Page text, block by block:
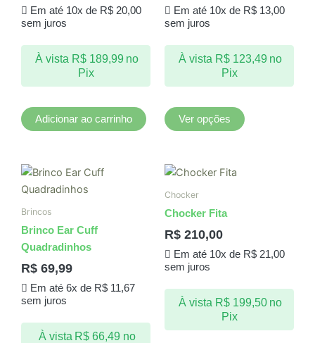
Em até 10x de R$20,00
sem juros
À vista R$189,99 no
Pix
Adicionar ao carrinho
Em até 10x de R$13,00
sem juros
À vista R$123,49 no
Pix
Ver opções
As
podem
ser
página
Brincos
Brinco Ear Cuff
Quadradinhos
R$ 69,99
Em até 6x de R$11,67
sem juros
À vista R$ 66,49 no
Chocker
Chocker Fita
R$ 210,00
Em até 10x de R$21,00
sem juros
À vista R$199,50 no
Pix